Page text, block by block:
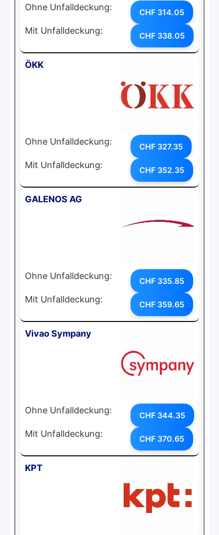
Ohne Unfalldeckung: CHF 314.05
Mit Unfalldeckung: CHF 338.05
ÖKK
Ohne Unfalldeckung: CHF 327.35
Mit Unfalldeckung: CHF 352.35
GALENOS AG
Ohne Unfalldeckung: CHF 335.85
Mit Unfalldeckung: CHF 359.65
Vivao Sympany
Ohne Unfalldeckung: CHF 344.35
Mit Unfalldeckung: CHF 370.65
KPT